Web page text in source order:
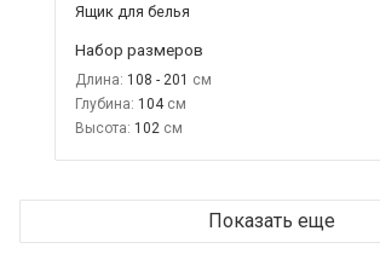
Ящик для белья
Набор размеров
Длина: 108 - 201
Глубина: 104
Высота: 102
Показать еще